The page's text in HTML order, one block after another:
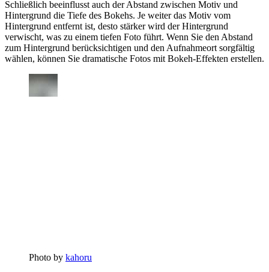
Schließlich beeinflusst auch der Abstand zwischen Motiv und
Hintergrund die Tiefe des Bokehs. Je weiter das Motiv vom
Hintergrund entfernt ist, desto stärker wird der Hintergrund
verwischt, was zu einem tiefen Foto führt. Wenn Sie den Abstand
zum Hintergrund berücksichtigen und den Aufnahmeort sorgfältig
wählen, können Sie dramatische Fotos mit Bokeh-Effekten erstellen.
Photo by kahoru